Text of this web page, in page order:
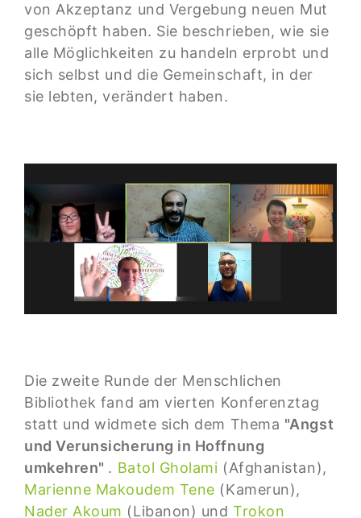
von Akzeptanz und Vergebung neuen Mut
geschöpft haben. Sie beschrieben, wie sie
alle Möglichkeiten zu handeln erprobt und
sich selbst und die Gemeinschaft, in der
sie lebten, verändert haben.
Die zweite Runde der Menschlichen
Bibliothek fand am vierten Konferenztag
statt und widmete sich dem Thema "Angst
und Verunsicherung in Hoffnung
umkehren" . Batol Gholami (Afghanistan),
Marienne Makoudem Tene (Kamerun),
Nader Akoum (Libanon) undTrokon